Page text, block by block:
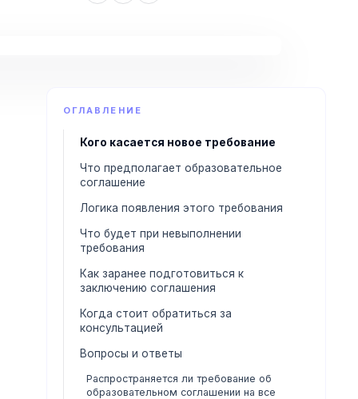
ОГЛАВЛЕНИЕ
Кого касается новое требование
Что предполагает образовательное
соглашение
Логика появления этого требования
Что будет при невыполнении
требования
Как заранее подготовиться к
заключению соглашения
Когда стоит обратиться за
консультацией
Вопросы и ответы
Распространяется ли требование об
образовательном соглашении на все